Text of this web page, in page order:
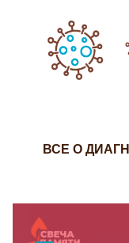
ВСЕ О